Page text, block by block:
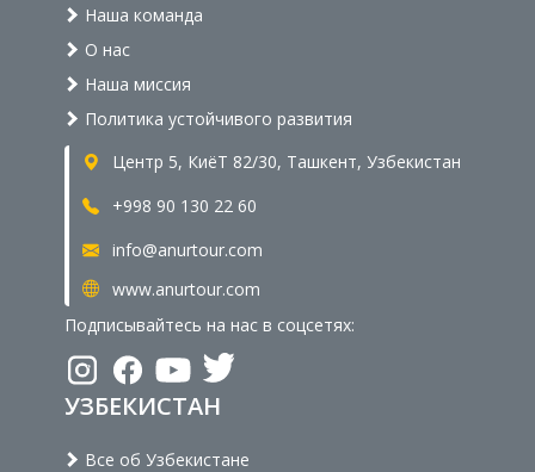
Наша команда
О нас
Наша миссия
Политика устойчивого развития
Центр 5, КиёТ 82/30, Ташкент, Узбекистан
+998 90 130 22 60
info@anurtour.com
www.anurtour.com
Подписывайтесь на нас в соцсетях:
УЗБЕКИСТАН
Все об Узбекистане